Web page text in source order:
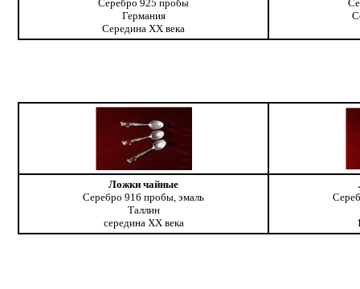
Серебро 925 пробы
Германия
Середина ХХ века
Ложки чайные
Серебро 916 пробы, эмаль
Таллин
середина ХХ века